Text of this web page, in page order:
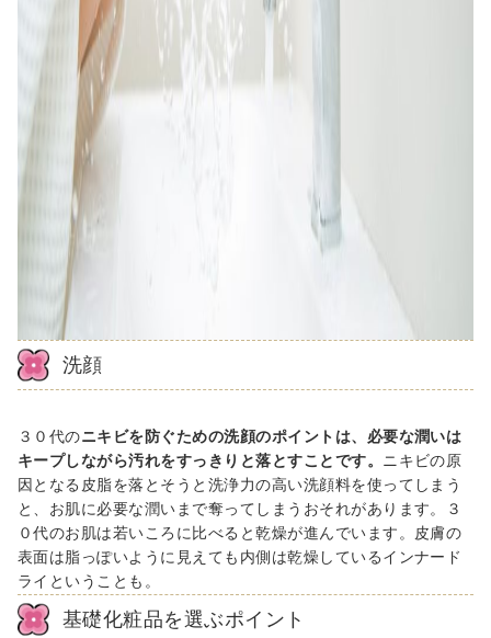
洗顔
３０ 代のニキビを防ぐための洗顔のポイントは、必要な潤いは
キープしながら汚れをすっきりと落とすことです。 ニキビの原
因となる皮脂を落とそうと洗浄力の高い洗顔料を使ってしまう
と、お肌に必要な潤いまで奪ってしまうおそれがあります。３
０代のお肌は若いころに比べると乾燥が進んでいます。皮膚の
表面は脂っぽいように見えても内側は乾燥しているインナード
ライということも。
基礎化粧品を選ぶポイント